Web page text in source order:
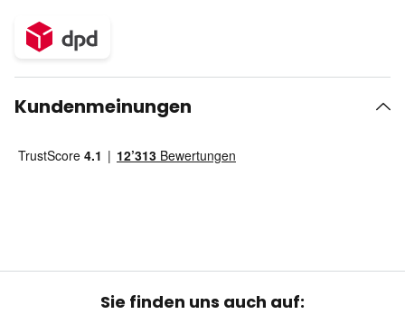
Kundenmeinungen
Sie finden uns auch auf: